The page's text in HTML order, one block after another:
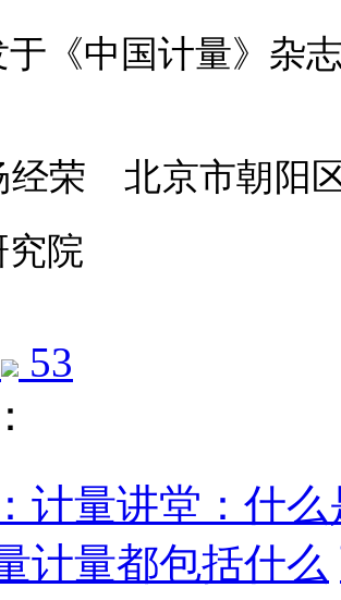
《中国计量》杂
经荣 北京市朝阳
究院
53
计量讲堂：什
计量都包括什么